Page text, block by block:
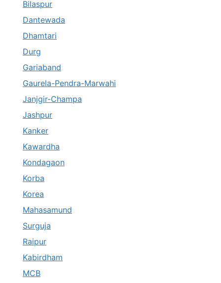
Bilaspur
Dantewada
Dhamtari
Durg
Gariaband
Gaurela-Pendra-Marwahi
Janjgir-Champa
Jashpur
Kanker
Kawardha
Kondagaon
Korba
Korea
Mahasamund
Surguja
Raipur
Kabirdham
MCB